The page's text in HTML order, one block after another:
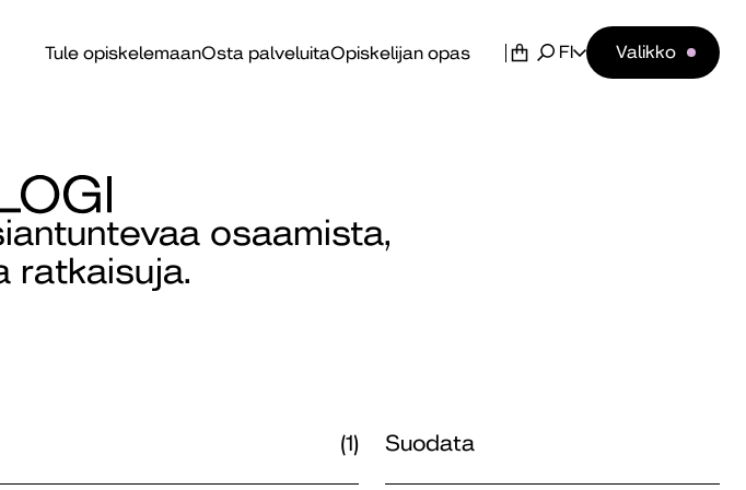
Tule opiskelemaanOsta palveluitaOpiskelijan opas FI Valikko
osaamista,
ratkaisuja.
(1) Suodata